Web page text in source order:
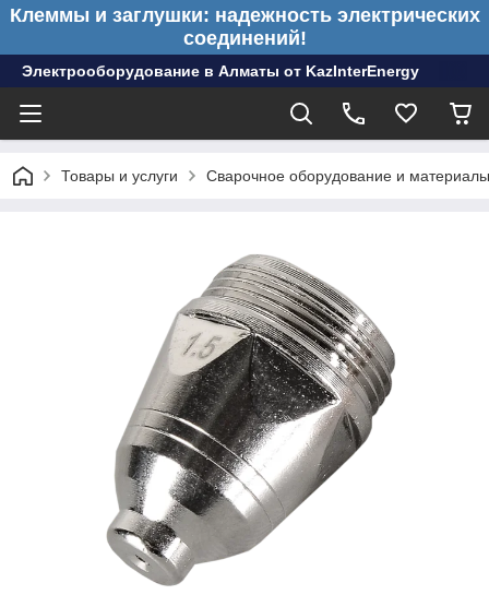
Клеммы и заглушки: надежность электрических
соединений!
Электрооборудование в Алматы от KazInterEnergy
Товары и услуги Сварочное оборудование и материалы